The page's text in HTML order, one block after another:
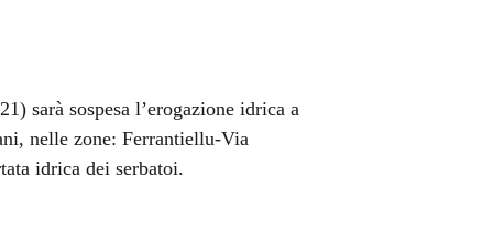
sarà sospesa l’erogazione idrica a
nelle zone: Ferrantiellu-Via
idrica dei serbatoi.